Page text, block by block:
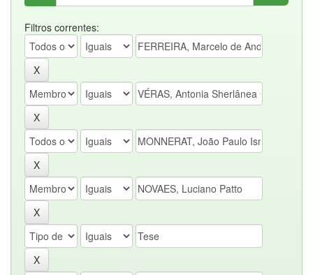
Filtros correntes: